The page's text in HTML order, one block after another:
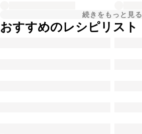
続きをもっと見る
おすすめのレシピリスト